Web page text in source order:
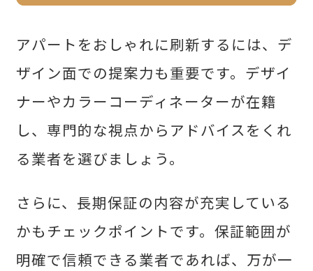
アパートをおしゃれに刷新するには、デ
ザイン面での提案力も重要です。デザイ
ナーやカラーコーディネーターが在籍
し、専門的な視点からアドバイスをくれ
る業者を選びましょう。
さらに、長期保証の内容が充実している
かもチェックポイントです。保証範囲が
明確で信頼できる業者であれば、万が一